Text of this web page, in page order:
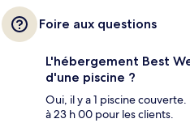
Foire aux questions
L'hébergement Best
d'une piscine ?
Oui, il y a 1 piscine
à 23 h 00 pour les clients.